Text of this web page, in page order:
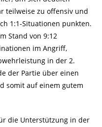
teilweise zu offensiv und
1:1-Situationen punkten.
Stand von 9:12
im Angriff,
in der 2.
der Partie über einen
somit auf einem gutem
die Unterstützung in der